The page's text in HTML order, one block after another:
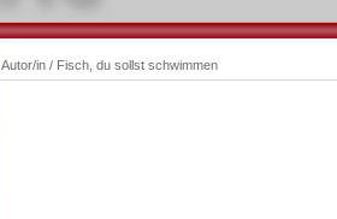
Autor/in / Fisch, du sollst schwimmen